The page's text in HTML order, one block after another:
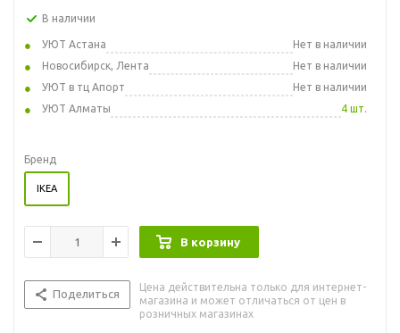
В наличии
УЮТ Астана
Нет в наличии
Новосибирск, Лента
Нет в наличии
УЮТ в тц Апорт
Нет в наличии
УЮТ Алматы
4 шт.
Бренд
IKEA
В корзину
Поделиться
Цена действительна только для интернет-
магазина и может отличаться от цен в
розничных магазинах